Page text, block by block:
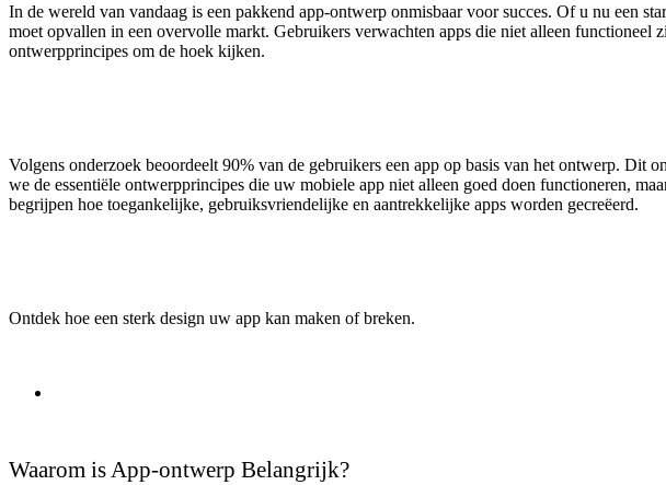
In de wereld van vandaag is een pakkend app-ontwerp onmisbaar voor succes. Of u nu een
moet opvallen in een overvolle markt. Gebruikers verwachten apps die niet alleen
ontwerpprincipes om de hoek kijken.
Volgens onderzoek beoordeelt 90% van de gebruikers een app op basis van het ontwerp. Dit
we de essentiële ontwerpprincipes die uw mobiele app niet alleen goed doen functioneren,
begrijpen hoe toegankelijke, gebruiksvriendelijke en aantrekkelijke apps worden gecreëerd.
Ontdek hoe een sterk design uw app kan maken of breken.
Waarom is App-ontwerp Belangrijk?